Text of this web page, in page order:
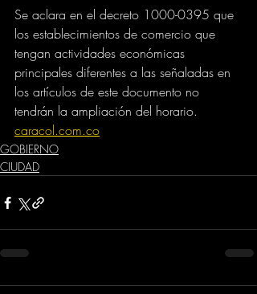
Se aclara en el decreto 1000-0395 que
los establecimientos de comercio que
tengan actividades económicas
principales diferentes a las señaladas en
los artículos de este documento no
tendrán la ampliación del horario.
caracol.com.co
GOBIERNO
CIUDAD